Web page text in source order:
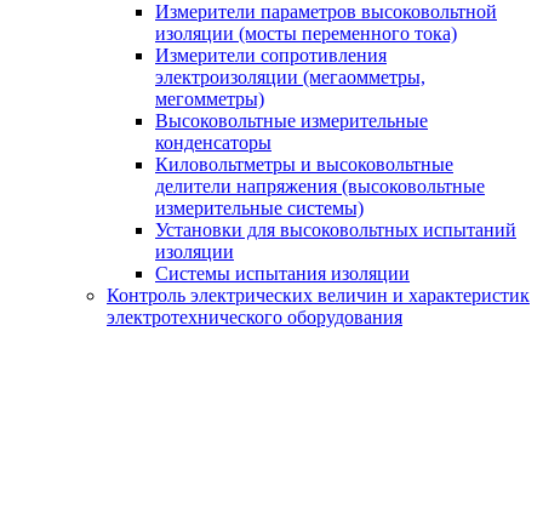
Измерители параметров высоковольтной
изоляции (мосты переменного тока)
Измерители сопротивления
электроизоляции (мегаомметры,
мегомметры)
Высоковольтные измерительные
конденсаторы
Киловольтметры и высоковольтные
делители напряжения (высоковольтные
измерительные системы)
Установки для высоковольтных испытаний
изоляции
Системы испытания изоляции
Контроль электрических величин и характеристик
электротехнического оборудования